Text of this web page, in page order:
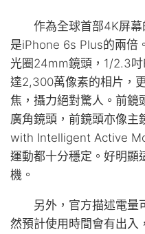
作為全球首部4K屏
是iPhone 6s Plus的兩倍
光圈24mm鏡頭，1/2.3
達2,300萬像素的相片，
焦，攝力絕對驚人。前鏡
廣角鏡頭，前鏡頭亦像
with Intelligent Active
運動都十分穩定。好明顯
機。
另外，官方描述電量
然預計使用時間會有出入